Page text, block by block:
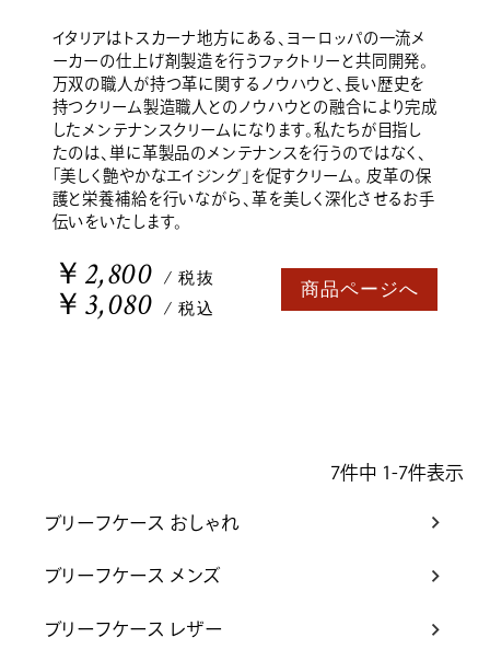
イタリアはトスカーナ地方にある、ヨーロッパの一流メ
ーカーの仕上げ剤製造を行うファクトリーと共同開発。
万双の職人が持つ革に関するノウハウと、長い歴史を
持つクリーム製造職人とのノウハウとの融合により完成
したメンテナンスクリームになります。私たちが目指し
たのは、単に革製品のメンテナンスを行うのではなく、
「美しく艶やかなエイジング」を促すクリーム。 皮革の保
護と栄養補給を行いながら、革を美しく深化させるお手
伝いをいたします。
￥2,800 / 税抜
￥3,080 / 税込
商品ページへ
7件中 1-7件表示
ブリーフケース おしゃれ
ブリーフケース メンズ
ブリーフケース レザー